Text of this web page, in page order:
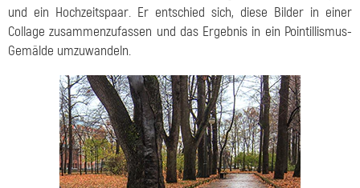
und ein Hochzeitspaar. Er entschied sich, diese Bilder in einer
Collage zusammenzufassen und das Ergebnis in ein Pointillismus-
Gemälde umzuwandeln.